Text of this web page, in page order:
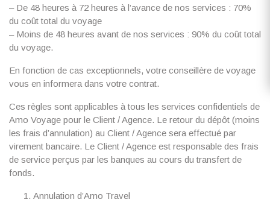
– De 48 heures à 72 heures à l’avance de nos services : 70%
du coût total du voyage
– Moins de 48 heures avant de nos services : 90% du coût total
du voyage.
En fonction de cas exceptionnels, votre conseillère de voyage
vous en informera dans votre contrat.
Ces règles sont applicables à tous les services confidentiels de
Amo Voyage pour le Client / Agence. Le retour du dépôt (moins
les frais d’annulation) au Client / Agence sera effectué par
virement bancaire. Le Client / Agence est responsable des frais
de service perçus par les banques au cours du transfert de
fonds.
Annulation d’Amo Travel